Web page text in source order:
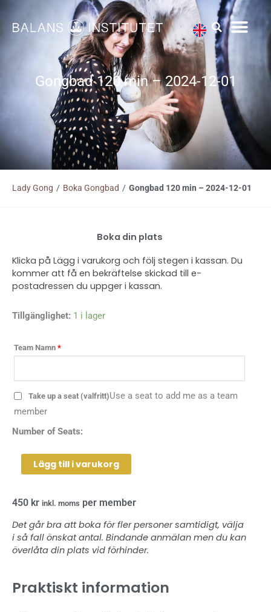
innehåll
Gongbad 120 min – 2024-12-01
Lady Gong / Boka Gongbad / Gongbad 120 min – 2024-12-01
Boka din plats
Klicka på Lägg i varukorg och följ stegen i kassan. Du
kommer att få en bekräftelse skickad till e-
postadressen du uppger i kassan.
Tillgänglighet: 1 i lager
Team Namn *
Take up a seat (valfritt)Use a seat to add me as a team
member
Number of Seats:
Gongbad
min
01
mängd
Lägg till i varukorg
450 kr inkl. moms per member
Det går bra att boka för fler personer samtidigt, välja
i så fall önskat antal. Bindande anmälan men du kan
överlåta din plats vid förhinder.
Praktiskt information